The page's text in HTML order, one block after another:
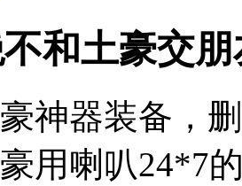
和土豪交朋
神器装备，
用喇叭24*7